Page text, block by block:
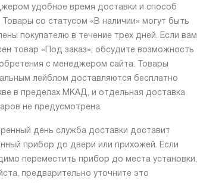
удобное время доставки и способ
Товары со статусом «В наличии» могут быть
покупателю в течение трех дней. Если вам
товар «Под заказ», обсудите возможность
с менеджером сайта. Товары
лейблом доставляются бесплатно
в пределах МКАД, и отдельная доставка
не предусмотрена.
день служба доставки доставит
прибор до двери или прихожей. Если
переместить прибор до места установки,
предварительно уточните это